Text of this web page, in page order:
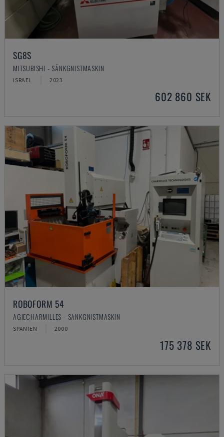
SG8S
MITSUBISHI - SÄNKGNISTMASKIN
ISRAEL 2023
602 860 SEK
ROBOFORM 54
AGIECHARMILLES - SÄNKGNISTMASKIN
SPANIEN 2000
175 378 SEK